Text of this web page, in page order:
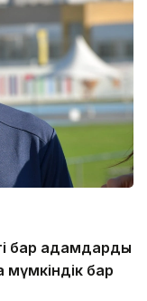
бар адамдардың
бар